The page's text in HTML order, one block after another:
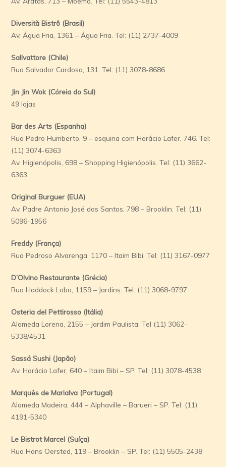
Diversità Bistrô (Brasil)
Av. Água Fria, 1361 – Água Fria. Tel: (11) 2737-4009
Sallvattore (Chile)
Rua Salvador Cardoso, 131. Tel: (11) 3078-8686
Jin Jin Wok (Córeia do Sul)
49 lojas
Bar des Arts (Espanha)
Rua Pedro Humberto, 9 – esquina com Horácio Lafer, 746. Tel:
(11) 3074-6363
Av. Higienópolis, 698 – Shopping Higienópolis. Tel: (11) 3662-
6363
Original Burguer (EUA)
Av. Padre Antonio José dos Santos, 798 – Brooklin. Tel: (11)
5096-1956
Freddy (França)
Rua Pedroso Alvarenga, 1170 – Itaim Bibi. Tel: (11) 3167-0977
D’Olvino Restaurante (Grécia)
Rua Haddock Lobo, 1159 – Jardins. Tel: (11) 3068-9797
Osteria del Pettirosso (Itália)
Alameda Lorena, 2155 – Jardim Paulista. Tel (11) 3062-
5338/4531
Sassá Sushi (Japão)
Av. Horácio Lafer, 640 – Itaim Bibi – SP. Tel: (11) 3078-4538
Marquês de Marialva (Portugal)
Alameda Madeira, 444 – Alphaville – Barueri – SP. Tel: (11)
4191-5340
Le Bistrot Marcel (Suíça)
Rua Hans Oersted, 119 – Brooklin – SP. Tel: (11) 5505-2438